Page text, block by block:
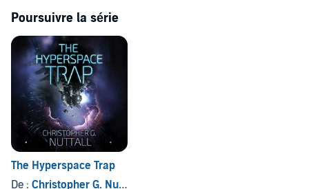
Poursuivre la série
The Hyperspace Trap
De : Christopher G. Nuttall